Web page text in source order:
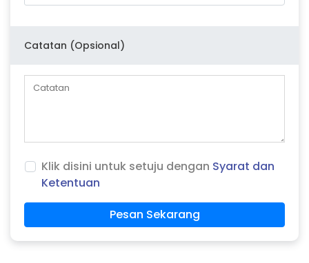
Catatan (Opsional)
Klik disini untuk setuju dengan Syarat dan
Ketentuan
Pesan Sekarang